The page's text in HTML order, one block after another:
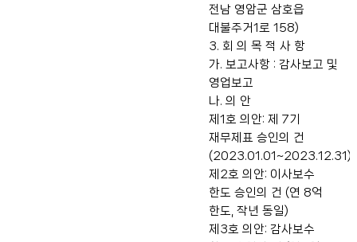
전남 영암군 삼호읍
대불주거1로 158)
3. 회 의 목 적 사 항
가. 보고사항 : 감사보고 및
영업보고
나. 의 안
제1호 의안: 제 7기
재무제표 승인의 건
(2023.01.01~2023.12.31)
제2호 의안: 이사보수
한도 승인의 건 (연 8억
한도, 작년 동일)
제3호 의안: 감사보수